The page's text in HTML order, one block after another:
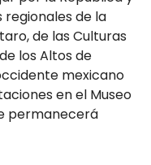
regionales de la
de las Culturas
los Altos de
mexicano
en el Museo
permanecerá